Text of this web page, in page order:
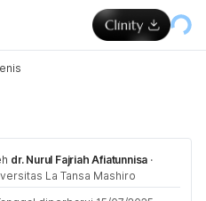
dr. Nurul Fajriah Afiatunnisa ·
La Tansa Mashiro